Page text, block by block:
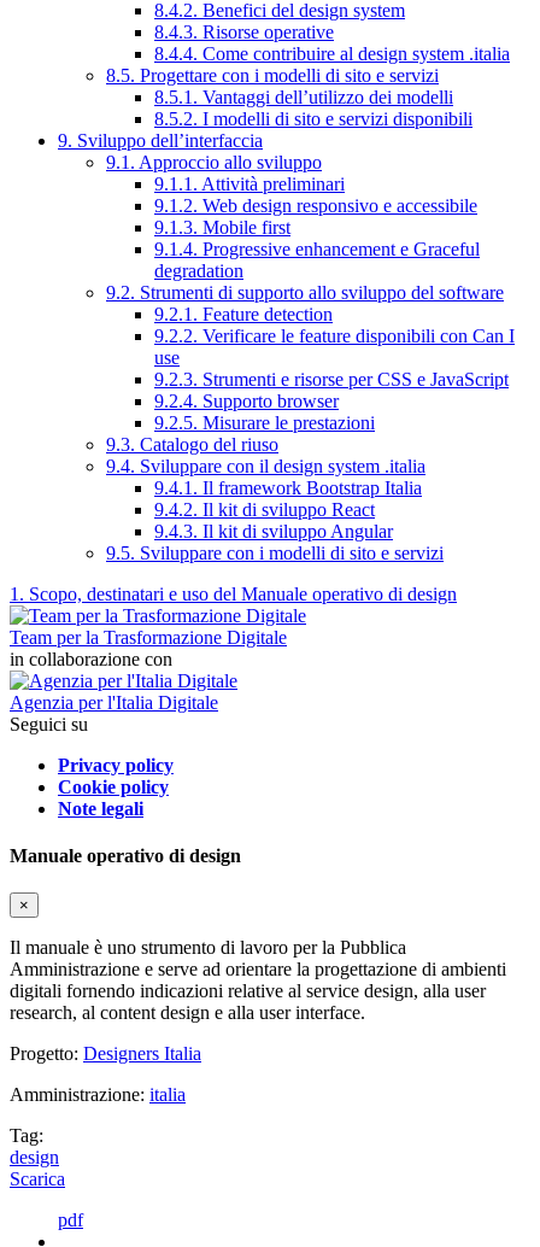
8.4.2. Benefici del design system
8.4.3. Risorse operative
8.4.4. Come contribuire al design system .italia
8.5. Progettare con i modelli di sito e servizi
8.5.1. Vantaggi dell’utilizzo dei modelli
8.5.2. I modelli di sito e servizi disponibili
9. Sviluppo dell’interfaccia
9.1. Approccio allo sviluppo
9.1.1. Attività preliminari
9.1.2. Web design responsivo e accessibile
9.1.3. Mobile first
9.1.4. Progressive enhancement e Graceful
degradation
9.2. Strumenti di supporto allo sviluppo del software
9.2.1. Feature detection
9.2.2. Verificare le feature disponibili con Can I
use
9.2.3. Strumenti e risorse per CSS e JavaScript
9.2.4. Supporto browser
9.2.5. Misurare le prestazioni
9.3. Catalogo del riuso
9.4. Sviluppare con il design system .italia
9.4.1. Il framework Bootstrap Italia
9.4.2. Il kit di sviluppo React
9.4.3. Il kit di sviluppo Angular
9.5. Sviluppare con i modelli di sito e servizi
1. Scopo, destinatari e uso del Manuale operativo di design
Team per la Trasformazione Digitale
in collaborazione con
Agenzia per l'Italia Digitale
Seguici su
Privacy policy
Cookie policy
Note legali
Manuale operativo di design
×
Il manuale è uno strumento di lavoro per la Pubblica
Amministrazione e serve ad orientare la progettazione di ambienti
digitali fornendo indicazioni relative al service design, alla user
research, al content design e alla user interface.
Progetto: Designers Italia
Amministrazione: italia
Tag:
design
Scarica
pdf